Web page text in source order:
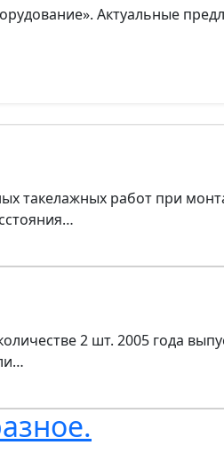
Актуальные
такелажных работ при
2 шт. 2005 года